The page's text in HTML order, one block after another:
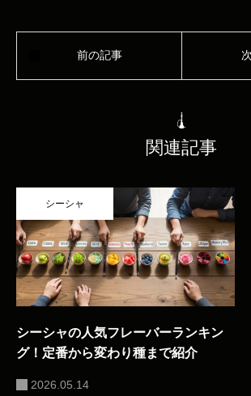
関連記事
シーシャ
シーシャの人気フレーバーランキン
グ！定番から変わり種まで紹介
2026.05.14